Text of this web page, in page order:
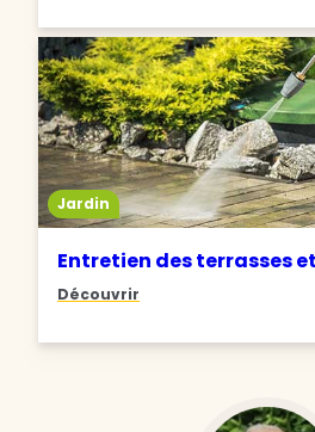
Jardin
Entretien des terrasses
Découvrir